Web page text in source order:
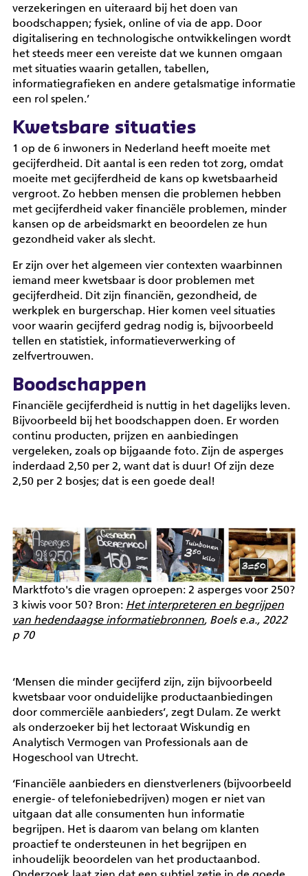
verzekeringen en uiteraard bij het doen van
boodschappen; fysiek, online of via de app. Door
digitalisering en technologische ontwikkelingen wordt
het steeds meer een vereiste dat we kunnen omgaan
met situaties waarin getallen, tabellen,
informatiegrafieken en andere getalsmatige informatie
een rol spelen.’
Kwetsbare situaties
1 op de 6 inwoners in Nederland heeft moeite met
gecijferdheid. Dit aantal is een reden tot zorg, omdat
moeite met gecijferdheid de kans op kwetsbaarheid
vergroot. Zo hebben mensen die problemen hebben
met gecijferdheid vaker financiële problemen, minder
kansen op de arbeidsmarkt en beoordelen ze hun
gezondheid vaker als slecht.
Er zijn over het algemeen vier contexten waarbinnen
iemand meer kwetsbaar is door problemen met
gecijferdheid. Dit zijn financiën, gezondheid, de
werkplek en burgerschap. Hier komen veel situaties
voor waarin gecijferd gedrag nodig is, bijvoorbeeld
tellen en statistiek, informatieverwerking of
zelfvertrouwen.
Boodschappen
Financiële gecijferdheid is nuttig in het dagelijks leven.
Bijvoorbeeld bij het boodschappen doen. Er worden
continu producten, prijzen en aanbiedingen
vergeleken, zoals op bijgaande foto. Zijn de asperges
inderdaad 2,50 per 2, want dat is duur! Of zijn deze
2,50 per 2 bosjes; dat is een goede deal!
Marktfoto's die vragen oproepen: 2 asperges voor 250?
3 kiwis voor 50? Bron: Het interpreteren en begrijpen
van hedendaagse informatiebronnen, Boels e.a., 2022
p 70
‘Mensen die minder gecijferd zijn, zijn bijvoorbeeld
kwetsbaar voor onduidelijke productaanbiedingen
door commerciële aanbieders’, zegt Dulam. Ze werkt
als onderzoeker bij het lectoraat Wiskundig en
Analytisch Vermogen van Professionals aan de
Hogeschool van Utrecht.
‘Financiële aanbieders en dienstverleners (bijvoorbeeld
energie- of telefoniebedrijven) mogen er niet van
uitgaan dat alle consumenten hun informatie
begrijpen. Het is daarom van belang om klanten
proactief te ondersteunen in het begrijpen en
inhoudelijk beoordelen van het productaanbod.